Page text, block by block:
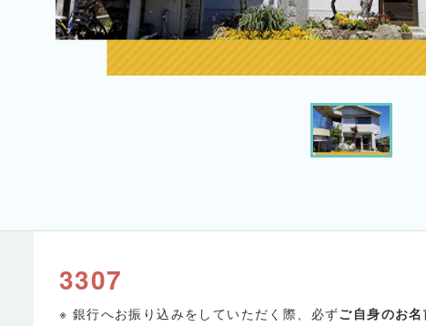
3307
※ 銀行へお振り込みをしていただく際、必ずご自身のお